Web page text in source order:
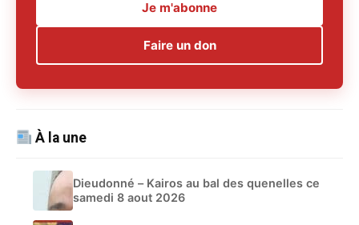
Je m'abonne
Faire un don
À la une
Dieudonné – Kairos au bal des quenelles ce
samedi 8 aout 2026